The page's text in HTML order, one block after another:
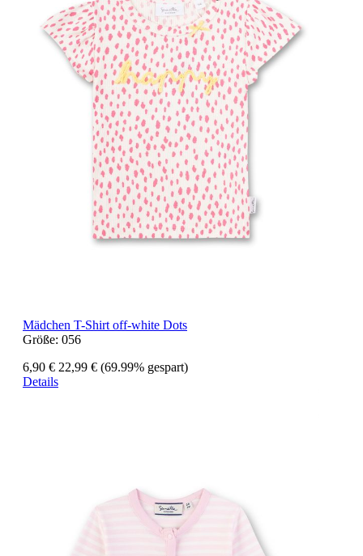
Mädchen T-Shirt off-white Dots
Größe: 056
6,90 € 22,99 € (69.99% gespart)
Details